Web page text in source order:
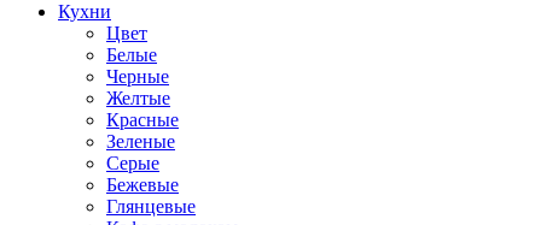
Кухни
Цвет
Белые
Черные
Желтые
Красные
Зеленые
Серые
Бежевые
Глянцевые